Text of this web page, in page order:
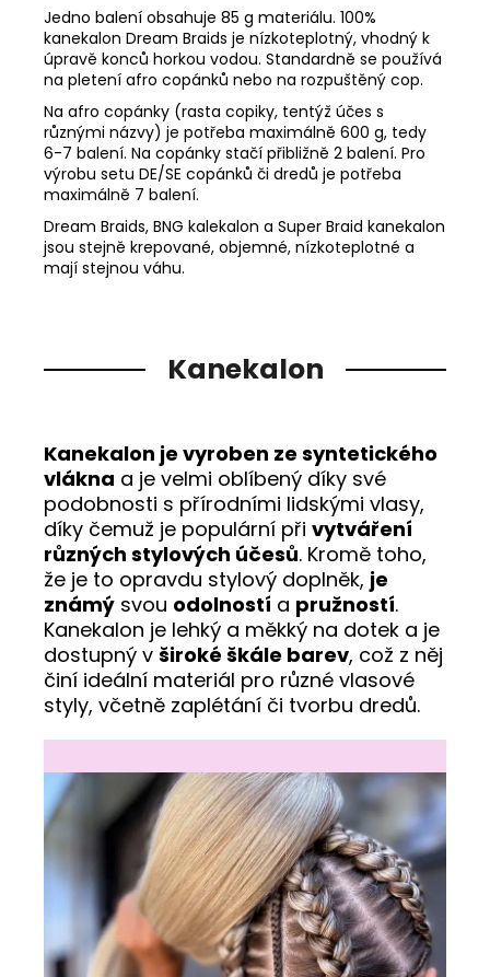
Jedno balení obsahuje 85 g materiálu. 100%
kanekalon Dream Braids je nízkoteplotný, vhodný k
úpravě konců horkou vodou. Standardně se používá
na pletení afro copánků nebo na rozpuštěný cop.
Na afro copánky (rasta copiky, tentýž účes s
různými názvy) je potřeba maximálně 600 g, tedy
6-7 balení. Na copánky stačí přibližně 2 balení. Pro
výrobu setu DE/SE copánků či dredů je potřeba
maximálně 7 balení.
Dream Braids, BNG kalekalon a Super Braid kanekalon
jsou stejně krepované, objemné, nízkoteplotné a
mají stejnou váhu.
Kanekalon
Kanekalon je vyroben ze syntetického
vlákna a je velmi oblíbený díky své
podobnosti s přírodními lidskými vlasy,
díky čemuž je populární při vytváření
různých stylových účesů. Kromě toho,
že je to opravdu stylový doplněk, je
známý svou odolností a pružností.
Kanekalon je lehký a měkký na dotek a je
dostupný v široké škále barev, což z něj
činí ideální materiál pro různé vlasové
styly, včetně zaplétání či tvorbu dredů.